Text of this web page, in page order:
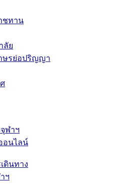
ชทาน
ลัย
รย่อปริญญา
ฬาฯ
อนไลน์
ดินทาง
ฯ